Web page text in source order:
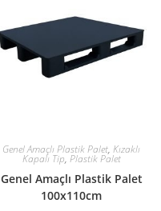
Genel Amaçlı Plastik Palet, Kızaklı
Kapalı Tip, Plastik Palet
Genel Amaçlı Plastik Palet
100x110cm